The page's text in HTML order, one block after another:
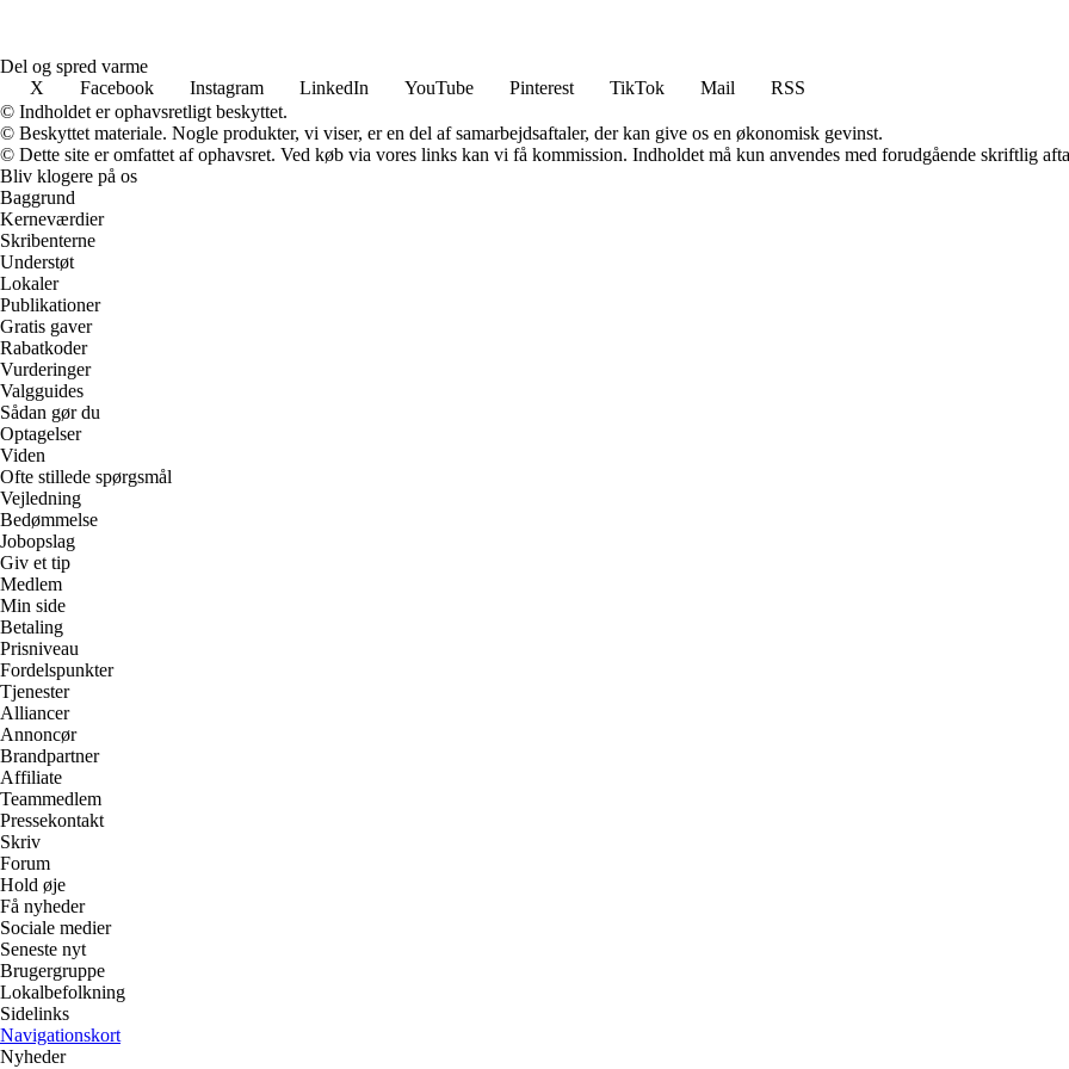
Del og spred varme
X
Facebook Instagram LinkedIn YouTube Pinterest TikTok Mail
RSS
© Indholdet er ophavsretligt beskyttet.
© Beskyttet materiale. Nogle produkter, vi viser, er en del af samarbejdsaftaler, der kan give os en økonomisk gevinst.
© Dette site er omfattet af ophavsret. Ved køb via vores links kan vi få kommission. Indholdet må kun anvendes med forudgående skriftlig
Bliv klogere på os
Baggrund
Kerneværdier
Skribenterne
Understøt
Lokaler
Publikationer
Gratis gaver
Rabatkoder
Vurderinger
Valgguides
Sådan gør du
Optagelser
Viden
Ofte stillede spørgsmål
Vejledning
Bedømmelse
Jobopslag
Giv et tip
Medlem
Min side
Betaling
Prisniveau
Fordelspunkter
Tjenester
Alliancer
Annoncør
Brandpartner
Affiliate
Teammedlem
Pressekontakt
Skriv
Forum
Hold øje
Få nyheder
Sociale medier
Seneste nyt
Brugergruppe
Lokalbefolkning
Sidelinks
Navigationskort
Nyheder